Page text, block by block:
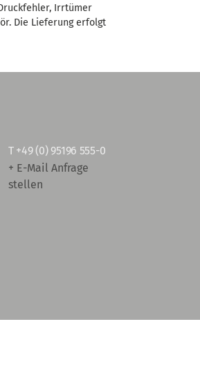
Irrtümer
Die Lieferung erfolgt
T +49 (0) 95196 555-0
+ E-Mail Anfrage
stellen